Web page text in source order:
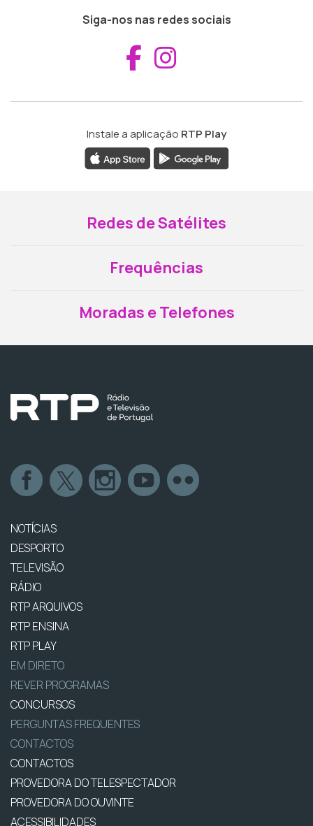
Siga-nos nas redes sociais
Aceder ao
Instale a aplicação RTP Play
Redes de Satélites
Frequências
Moradas e Telefones
NOTÍCIAS
DESPORTO
TELEVISÃO
RÁDIO
RTP ARQUIVOS
RTP ENSINA
RTP PLAY
EM DIRETO
REVER PROGRAMAS
CONCURSOS
PERGUNTAS FREQUENTES
CONTACTOS
CONTACTOS
PROVEDORA DO TELESPECTADOR
PROVEDORA DO OUVINTE
ACESSIBILIDADES